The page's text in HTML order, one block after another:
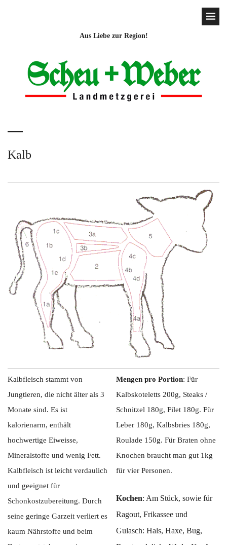
Aus Liebe zur Region!
Kalb
Kalbfleisch stammt von
Jungtieren, die nicht älter als 3
Monate sind. Es ist
kalorienarm, enthält
hochwertige Eiweisse,
Mineralstoffe und wenig Fett.
Kalbfleisch ist leicht verdaulich
und geeignet für
Schonkostzubereitung. Durch
seine geringe Garzeit verliert es
kaum Nährstoffe und beim
Mengen pro Portion: Für
Kalbskoteletts 200g, Steaks /
Schnitzel 180g, Filet 180g. Für
Leber 180g, Kalbsbries 180g,
Roulade 150g. Für Braten ohne
Knochen braucht man gut 1kg
für vier Personen.
Kochen: Am Stück, sowie für
Ragout, Frikassee und
Gulasch: Hals, Haxe, Bug,